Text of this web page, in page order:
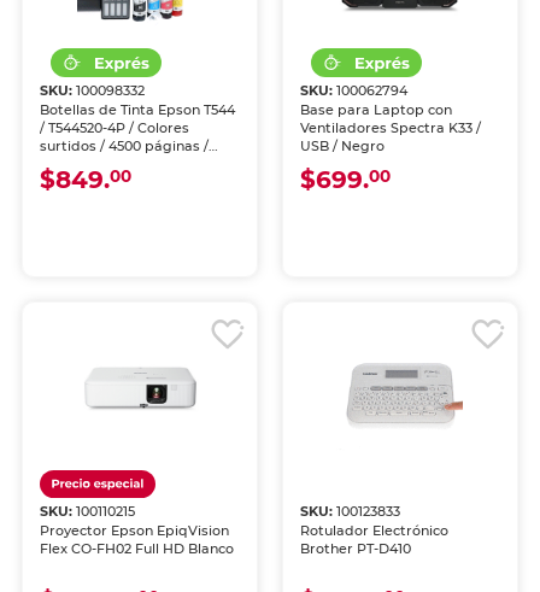
SKU:100098332
Botellas de Tinta Epson T544
/ T544520-4P / Colores
surtidos / 4500 páginas /
EcoTank / 4 piezas
$849.00
SKU: 100062794
Base para Laptop con
Ventiladores Spectra K33 /
USB / Negro
$699.00
SKU:100110215
Proyector Epson EpiqVision
Flex CO-FH02 Full HD Blanco
SKU: 100123833
Rotulador Electrónico
Brother PT-D410